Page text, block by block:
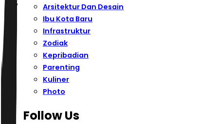
Arsitektur Dan Desain
Ibu Kota Baru
Infrastruktur
Zodiak
Kepribadian
Parenting
Kuliner
Photo
Follow Us